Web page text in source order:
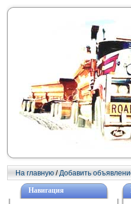
На главную /Добавить
Навигация